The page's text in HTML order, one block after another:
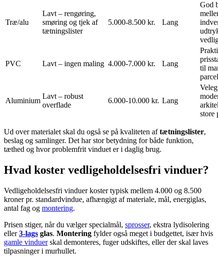
Træ/alu
Lavt – rengøring,
smøring og tjek af
tætningslister
5.000-8.500 kr. Lang
God
PVC Lavt – ingen maling 4.000-7.000 kr. Lang
til
Aluminium
Lavt – robust
overflade
6.000-10.000 kr. Lang
store
Ud over materialet skal du også se på kvaliteten aftætningslister,
beslag og samlinger. Det har stor betydning for både funktion,
tæthed og hvor problemfrit vinduet er i daglig brug.
Hvad koster vedligeholdelsesfri vinduer?
Vedligeholdelsesfri vinduer koster typisk mellem 4.000 og 8.500
kroner pr. standardvindue, afhængigt af materiale, mål, energiglas,
antal fag og montering.
Prisen stiger, når du vælger specialmål, sprosser, ekstra lydisolering
eller3-lags glas. Montering fylder også meget i budgettet, især hvis
gamle vinduerskal demonteres, fuger udskiftes, eller der skal laves
tilpasninger i murhullet.